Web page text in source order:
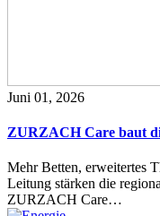
Juni 01, 2026
ZURZACH Care baut
Mehr Betten, erweitertes
Leitung stärken die
ZURZACH Care…